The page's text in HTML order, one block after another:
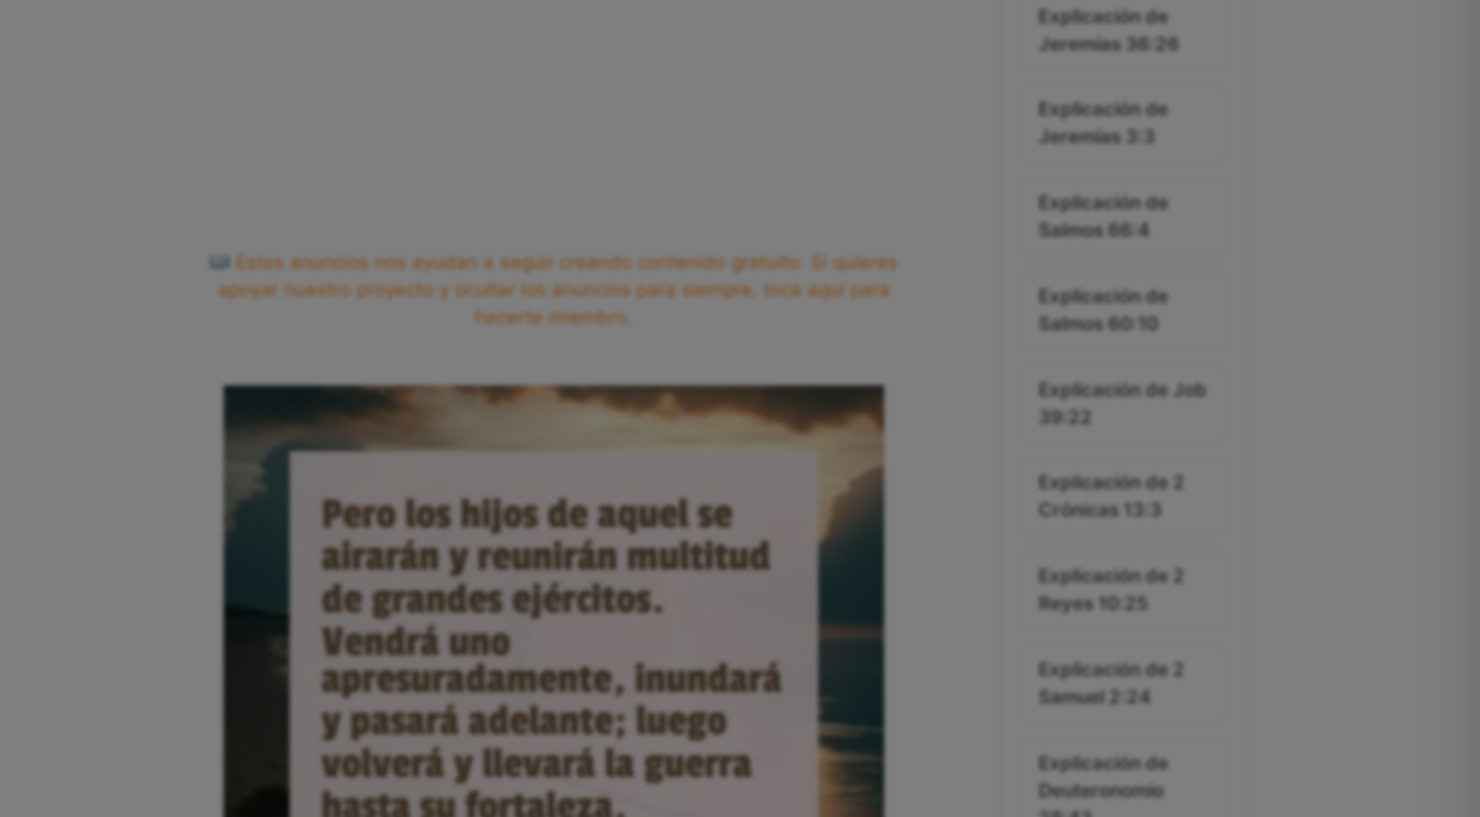
Estos anuncios nos ayudan a seguir creando contenido gratuito. Si quieres
apoyar nuestro proyecto y ocultar los anuncios para siempre, toca aquí para
hacerte miembro.
Explicación de
Jeremías 36:26
Explicación de
Jeremías 3:3
Explicación de
Salmos 66:4
Explicación de
Salmos 60:10
Explicación de Job
39:22
Explicación de 2
Crónicas 13:3
Explicación de 2
Reyes 10:25
Explicación de 2
Samuel 2:24
Explicación de
Deuteronomio